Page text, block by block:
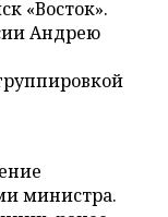
«Восток».
Андрею
министра.